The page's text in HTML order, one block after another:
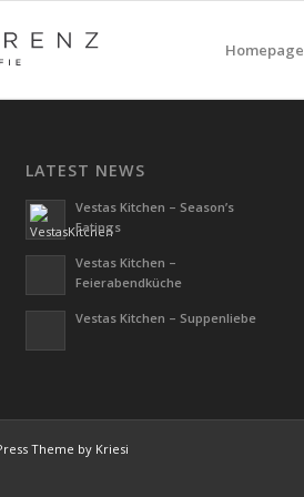
Homepage
LATEST NEWS
Vestas Kitchen – Season’s
Eatings
Vestas Kitchen –
Feierabendküche
Vestas Kitchen – Suppenliebe
Theme by Kriesi